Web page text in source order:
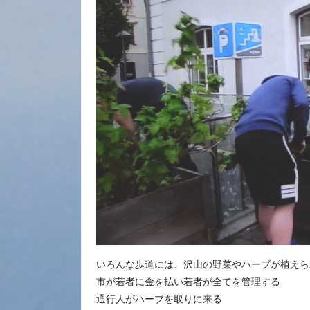
いろんな歩道には、沢山の野菜やハーブが植え
市が若者に金を払い若者が全てを管理する
通行人がハーブを取りに来る